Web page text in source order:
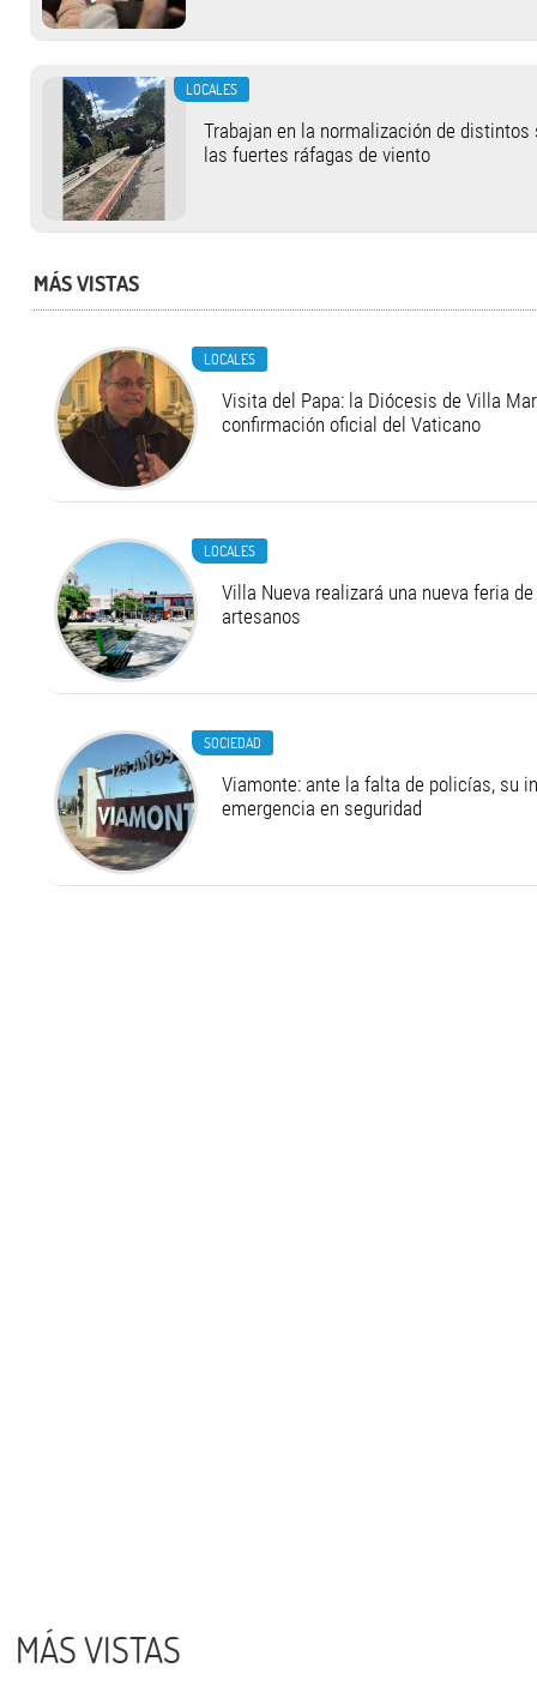
LOCALES
Trabajan en la normalización de
las fuertes ráfagas de viento
MÁS VISTAS
LOCALES
Visita del Papa: la Diócesis de Villa
confirmación oficial del Vaticano
LOCALES
Villa Nueva realizará una nueva feria
artesanos
SOCIEDAD
Viamonte: ante la falta de policías, su
emergencia en seguridad
MÁS VISTAS